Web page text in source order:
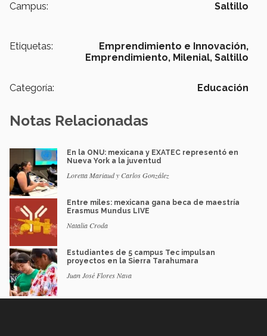
Campus:
Saltillo
Etiquetas:
Emprendimiento e Innovación,
Emprendimiento, Milenial, Saltillo
Categoría: Educación
Notas Relacionadas
En la ONU: mexicana y EXATEC representó en
Nueva York a la juventud
Loretta Mariaud y Carlos González
Entre miles: mexicana gana beca de maestría
Erasmus Mundus LIVE
Natalia Croda
Estudiantes de 5 campus Tec impulsan
proyectos en la Sierra Tarahumara
Juan José Flores Nava